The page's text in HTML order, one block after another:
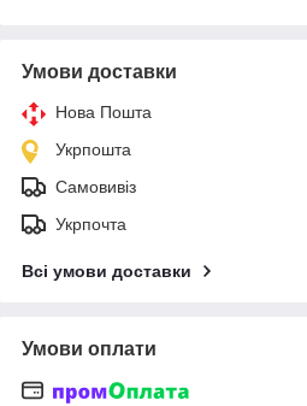
Умови доставки
Нова Пошта
Укрпошта
Самовивіз
Укрпочта
Всі умови доставки
Умови оплати